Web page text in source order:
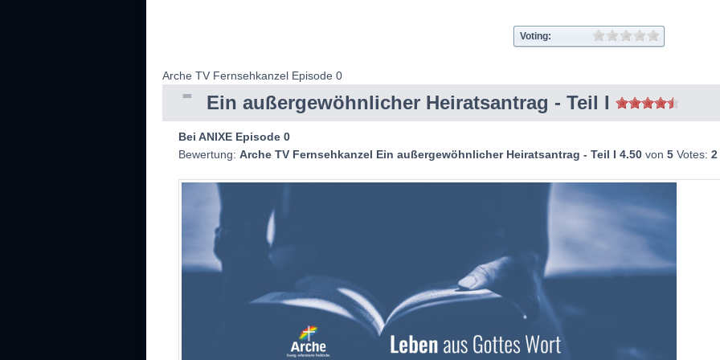
Voting:
Arche TV Fernsehkanzel Episode 0
Ein außergewöhnlicher Heiratsantrag - Teil I
Bei ANIXE Episode 0
Bewertung: Arche TV Fernsehkanzel Ein außergewöhnlicher Heiratsantrag - Teil I 4.50 von 5 Votes: 2